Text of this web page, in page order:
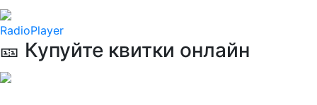
RadioPlayer
🎫 Купуйте квитки онлайн